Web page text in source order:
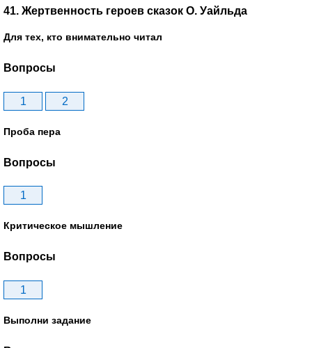
41. Жертвенность героев сказок О. Уайльда
Для тех, кто внимательно читал
Вопросы
1 2
Проба пера
Вопросы
1
Критическое мышление
Вопросы
1
Выполни задание